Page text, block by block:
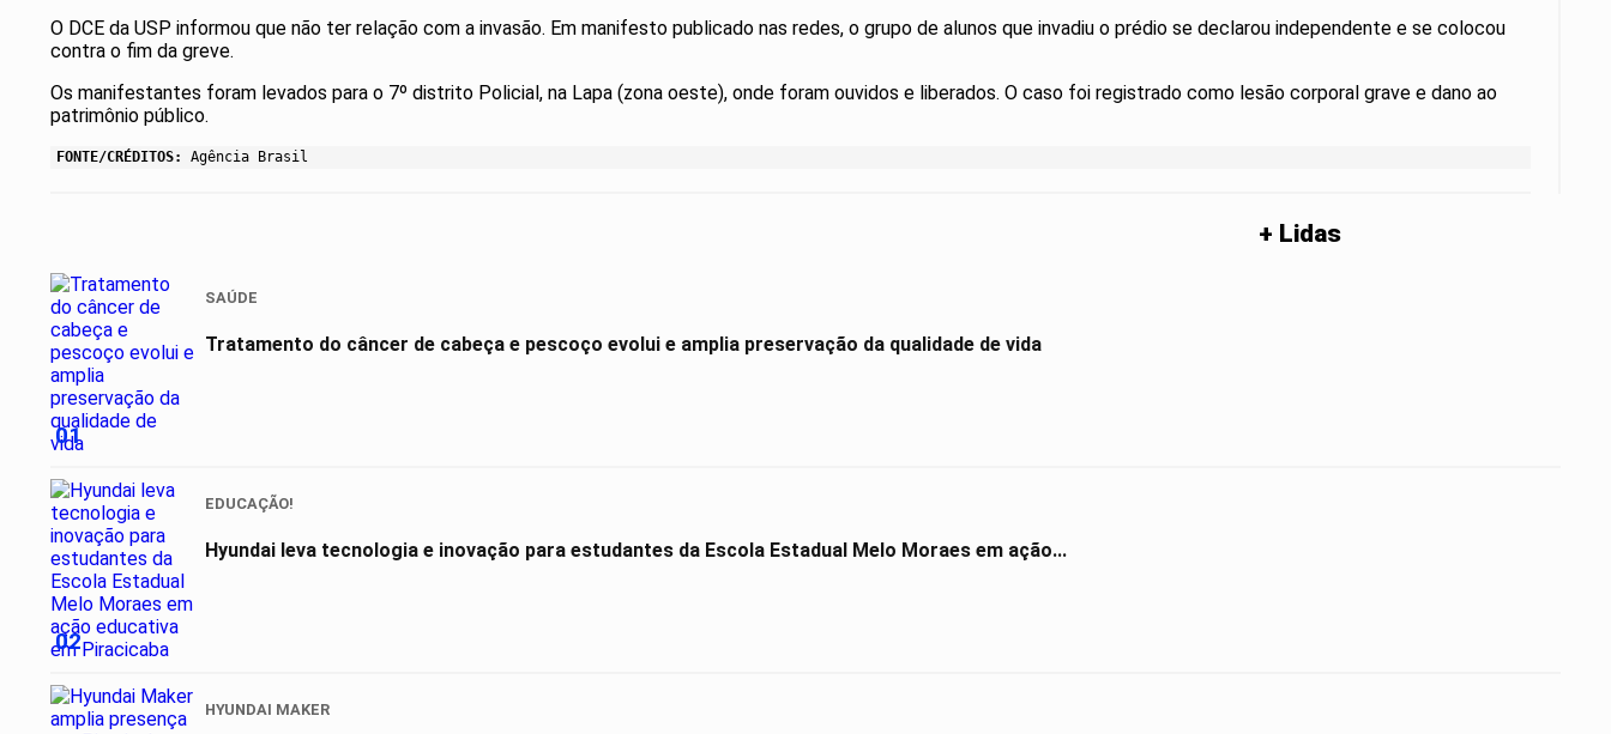
O DCE da USP informou que não ter relação com a invasão. Em manifesto publicado nas redes, o grupo de alunos que invadiu o prédio se declarou independente e se colocou
contra o fim da greve.
Os manifestantes foram levados para o 7º distrito Policial, na Lapa (zona oeste), onde foram ouvidos e liberados. O caso foi registrado como lesão corporal grave e dano ao
patrimônio público.
FONTE/CRÉDITOS: Agência Brasil
+ Lidas
01
SAÚDE
Tratamento do câncer de cabeça e pescoço evolui e amplia preservação da qualidade de vida
02
EDUCAÇÃO!
Hyundai leva tecnologia e inovação para estudantes da Escola Estadual Melo Moraes em ação...
HYUNDAI MAKER